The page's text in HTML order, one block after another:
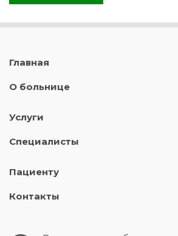
Главная
О больнице
Услуги
Специалисты
Пациенту
Контакты